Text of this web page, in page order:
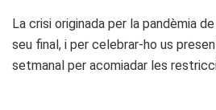
La crisi originada per la pandèmia
seu final, i per celebrar-ho us
setmanal per acomiadar les